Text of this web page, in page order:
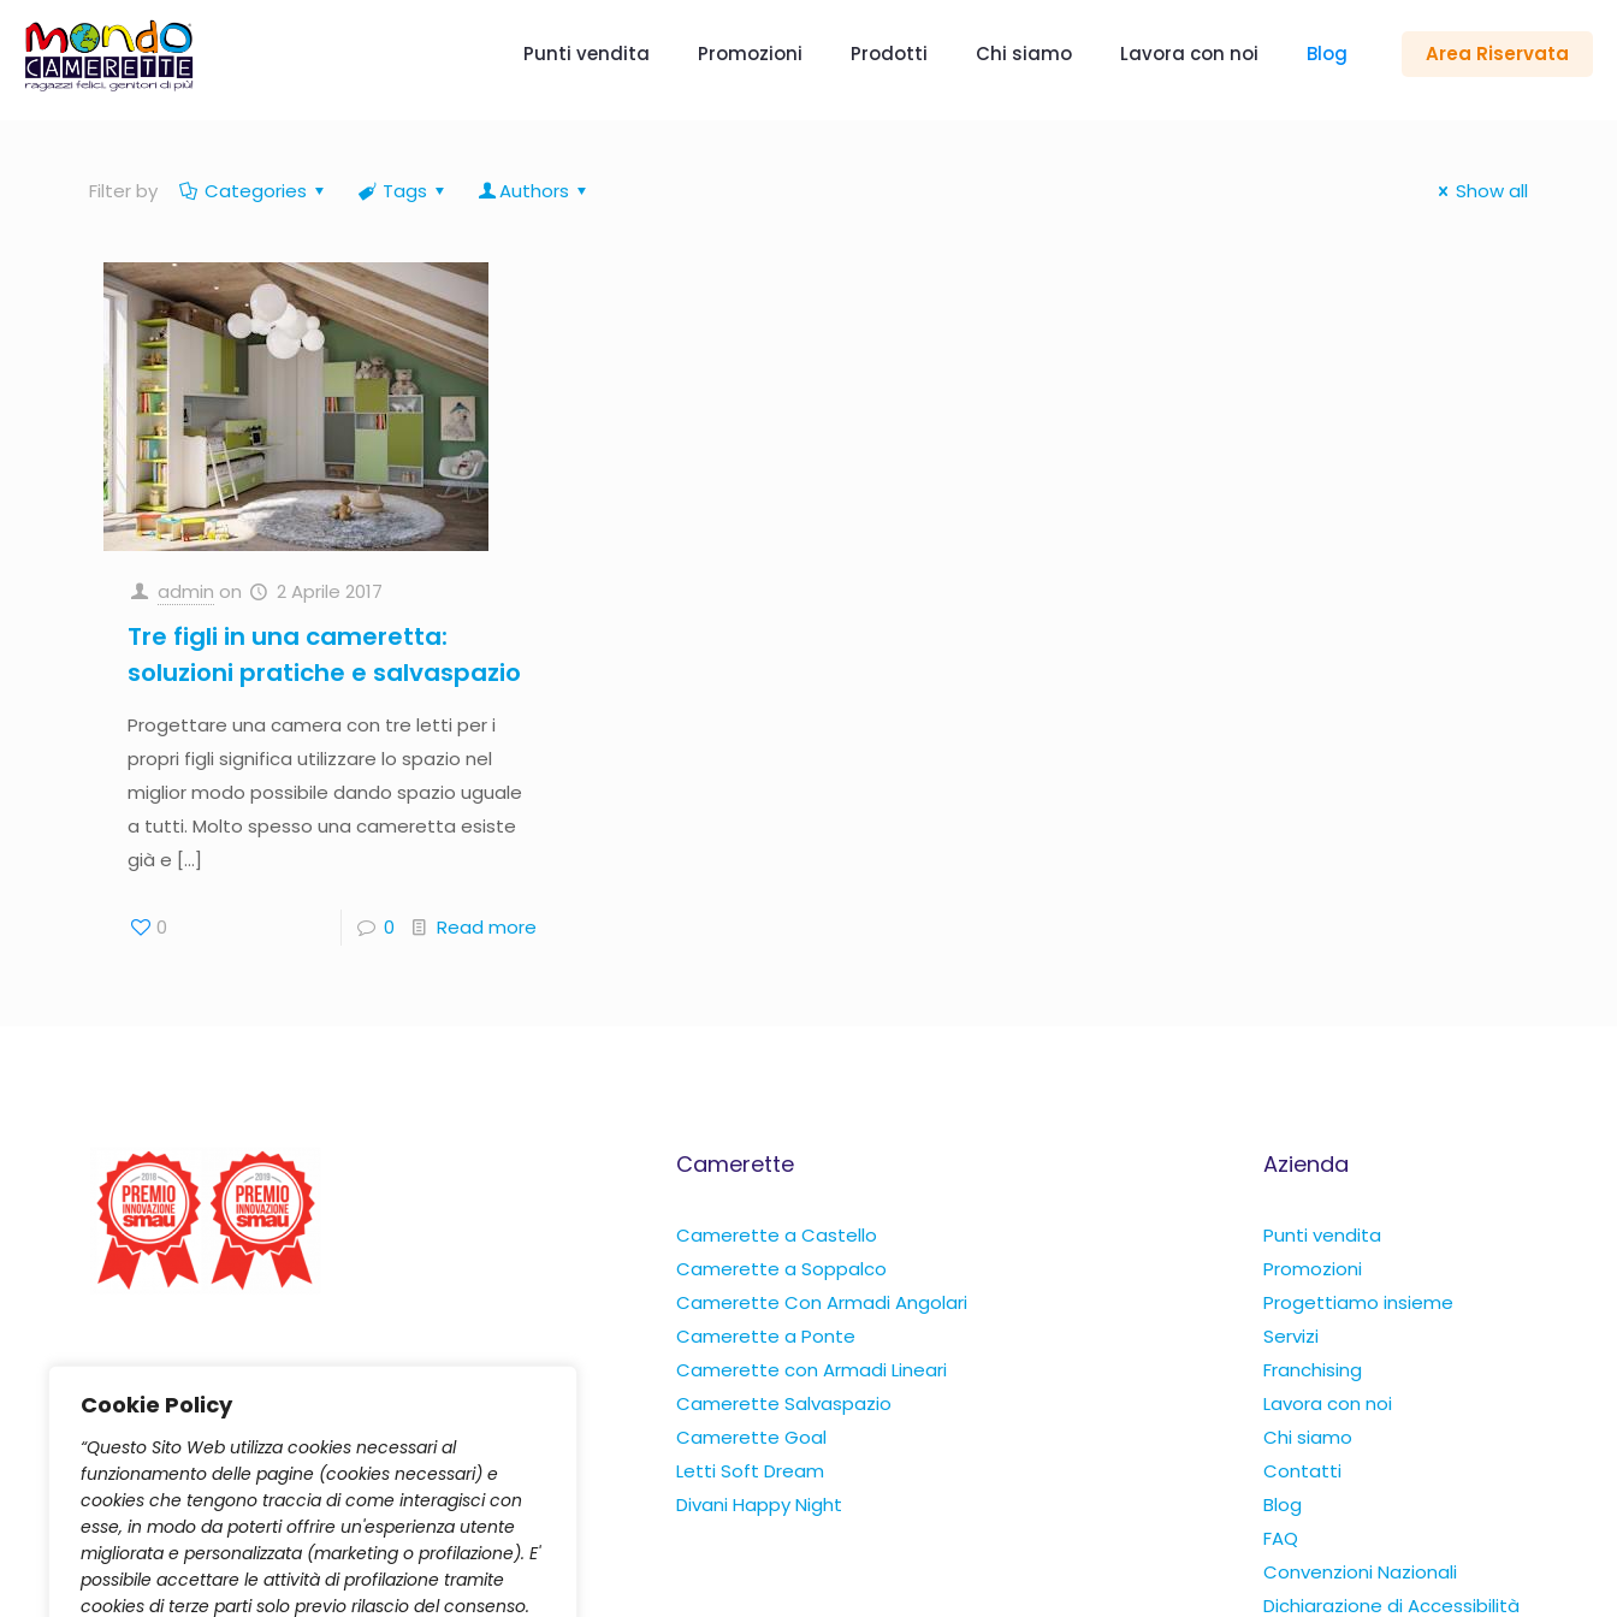
Cookie Policy
“Questo Sito Web utilizza cookies necessari al
funzionamento delle pagine (cookies necessari) e
cookies che tengono traccia di come interagisci con
esse, in modo da poterti offrire un'esperienza utente
migliorata e personalizzata (marketing o profilazione). E'
possibile accettare le attività di profilazione tramite
cookies di terze parti solo previo rilascio del consenso.
Punti vendita Promozioni Prodotti Chi siamo Lavora con noi Blog Area Riservata
Filter by Categories Tags Authors Show all
admin on 2 Aprile 2017
Tre figli in una cameretta:
soluzioni pratiche e salvaspazio
Progettare una camera con tre letti per i
propri figli significa utilizzare lo spazio nel
miglior modo possibile dando spazio uguale
a tutti. Molto spesso una cameretta esiste
già e […]
0 0 Read more
Mondo Camerette Italia S.r.l.
Corso Trieste, 257 81100 Caserta
Numero REA: CE - 352347
Partita IVA: 04754040618
info@mondocamerette.it
Camerette
Camerette a Castello
Camerette a Soppalco
Camerette Con Armadi Angolari
Camerette a Ponte
Camerette con Armadi Lineari
Camerette Salvaspazio
Camerette Goal
Letti Soft Dream
Divani Happy Night
Azienda
Punti vendita
Promozioni
Progettiamo insieme
Servizi
Franchising
Lavora con noi
Chi siamo
Contatti
Blog
FAQ
Convenzioni Nazionali
Dichiarazione di Accessibilità